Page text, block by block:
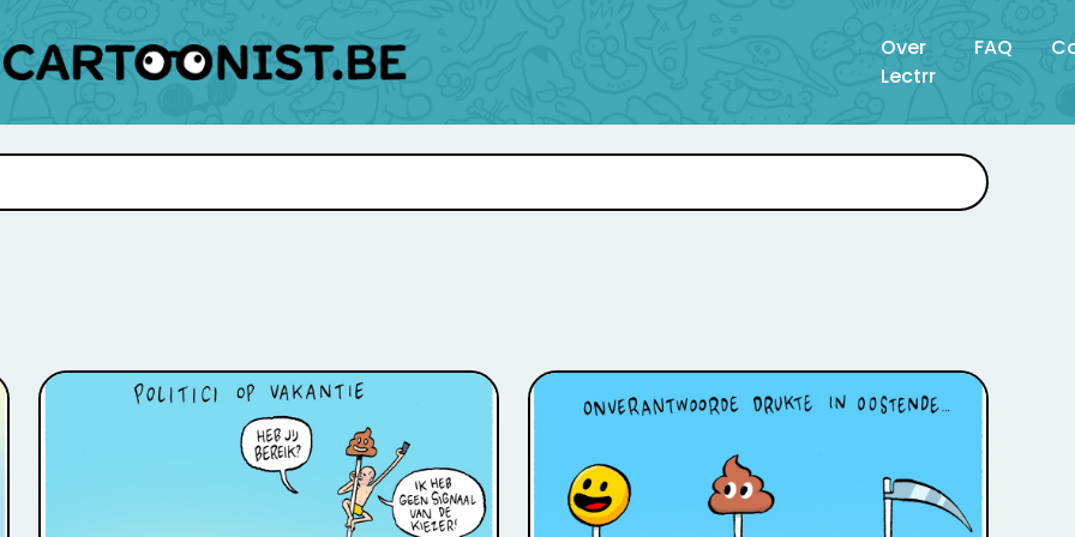
Over
Lectrr
FAQ